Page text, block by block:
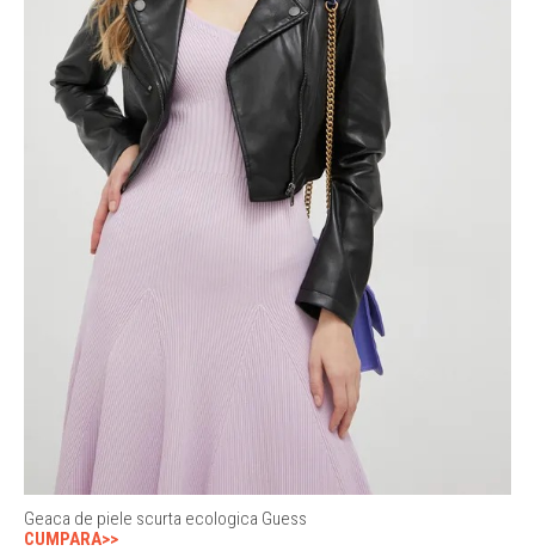
Geaca de piele scurta ecologica Guess
CUMPARA>>